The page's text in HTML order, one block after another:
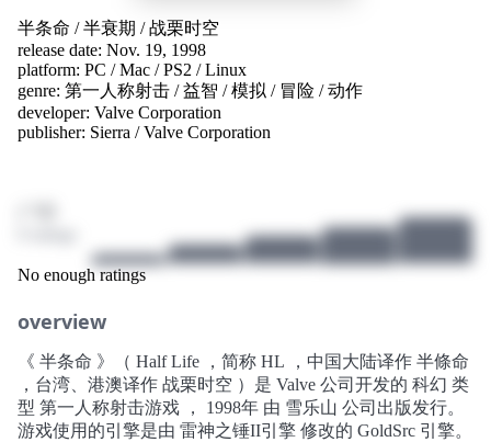
半条命 /半衰期 /战栗时空
release date: Nov. 19, 1998
platform: PC /Mac /PS2 /Linux
genre: 第一人称射击 /益智 /模拟 / 冒险 /动作
developer: Valve Corporation
publisher: Sierra /Valve Corporation
No enough ratings
overview
《 半条命 》（ Half Life ，简称 HL ，中国大陆译作 半條命
，台湾、港澳译作 战栗时空 ）是 Valve 公司开发的 科幻 类
型 第一人称射击游戏 ， 1998年 由 雪乐山 公司出版发行。
游戏使用的引擎是由 雷神之锤II引擎 修改的 GoldSrc 引擎。